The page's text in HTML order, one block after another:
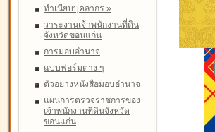
ทำเนียบบุคลากร »
วาระงานเจ้าพนักงานที่ดิน
จังหวัดขอนแก่น
การมอบอำนาจ
แบบฟอร์มต่าง ๆ
ตัวอย่างหนังสือมอบอำนาจ
แผนการตรวจราชการของ
เจ้าพนักงานที่ดินจังหวัด
ขอนแก่น